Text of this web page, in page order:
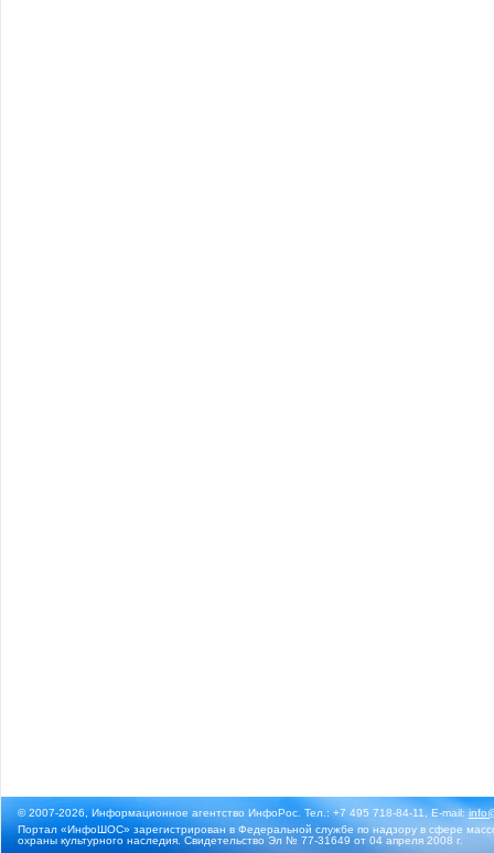
© 2007-2026, Информационное агентство ИнфоРос. Тел.: +7 495 718-84-11, E-mail:
Портал «ИнфоШОС» зарегистрирован в Федеральной службе по надзору в сфере
охраны культурного наследия. Свидетельство Эл № 77-31649 от 04 апреля 2008 г.